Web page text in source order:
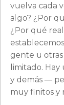
vuelva cada
algo? ¿Por
¿Por qué
gente u otras
limitado. Hay
y demás —
muy finitos y